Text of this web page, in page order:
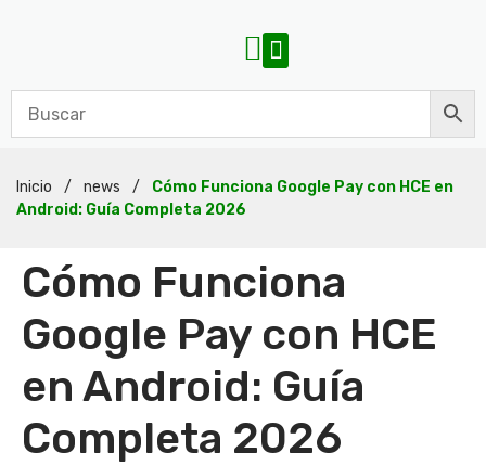
Inicio / news /
Cómo Funciona Google Pay con HCE en
Android: Guía Completa 2026
Cómo Funciona
Google Pay con HCE
en Android: Guía
Completa 2026